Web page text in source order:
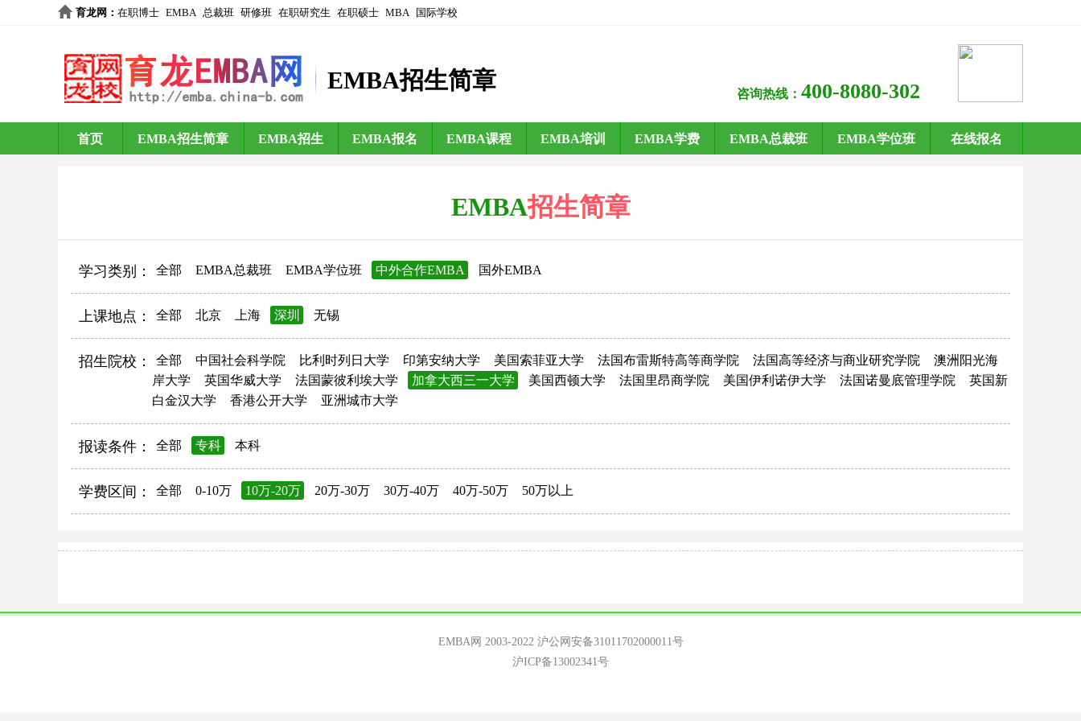
育龙网 ： 在职博士 EMBA 总裁班 研修班 在职研究生 在职硕士 MBA 国际学校
EMBA招生简章
咨询热线： 400-8080-302
首页 EMBA招生简章 EMBA招生 EMBA报名 EMBA课程 EMBA培训 EMBA学费 EMBA总裁班 EMBA学位班 在线报名
EMBA招生简章
学习类别： 全部 EMBA总裁班 EMBA学位班 中外合作EMBA 国外EMBA
上课地点： 全部 北京 上海 深圳 无锡
招生院校： 全部 中国社会科学院 比利时列日大学 印第安纳大学 美国索菲亚大学 法国布雷斯特高等商学院 法国高等经济与商业研究学院
澳洲阳光海
岸大学
英国华威大学 法国蒙彼利埃大学 加拿大西三一大学 美国西顿大学 法国里昂商学院 美国伊利诺伊大学 法国诺曼底管理学院
英国新
白金汉大学
香港公开大学 亚洲城市大学
报读条件： 全部 专科 本科
学费区间： 全部 0-10万 10万-20万 20万-30万 30万-40万 40万-50万 50万以上
EMBA网 2003-2022 沪公网安备31011702000011号
沪ICP备13002341号